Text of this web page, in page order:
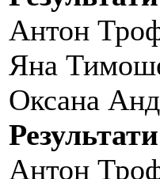
Антон
Яна
Оксана
Антон